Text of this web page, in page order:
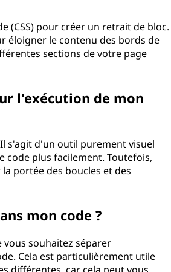
(CSS) pour créer un retrait de bloc.
éloigner le contenu des bords de
sections de votre page
l'exécution de mon
s'agit d'un outil purement visuel
code plus facilement. Toutefois,
portée des boucles et des
mon code ?
souhaitez séparer
Cela est particulièrement utile